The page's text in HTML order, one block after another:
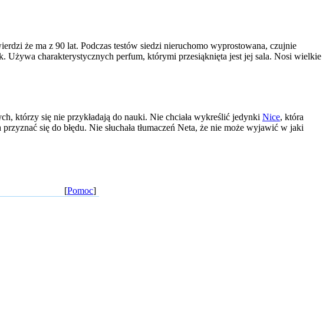
że ma z 90 lat. Podczas testów siedzi nieruchomo wyprostowana, czujnie
Używa charakterystycznych perfum, którymi przesiąknięta jest jej sala. Nosi wielkie
którzy się nie przykładają do nauki. Nie chciała wykreślić jedynki Nice, która
przyznać się do błędu. Nie słuchała tłumaczeń Neta, że nie może wyjawić w jaki
[Pomoc]